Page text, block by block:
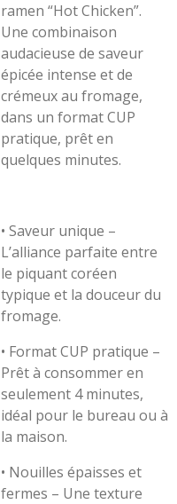
ramen “Hot Chicken”.
Une combinaison
audacieuse de saveur
épicée intense et de
crémeux au fromage,
dans un format CUP
pratique, prêt en
quelques minutes.
• Saveur unique –
L’alliance parfaite entre
le piquant coréen
typique et la douceur du
fromage.
• Format CUP pratique –
Prêt à consommer en
seulement 4 minutes,
idéal pour le bureau ou à
la maison.
• Nouilles épaisses et
fermes – Une texture